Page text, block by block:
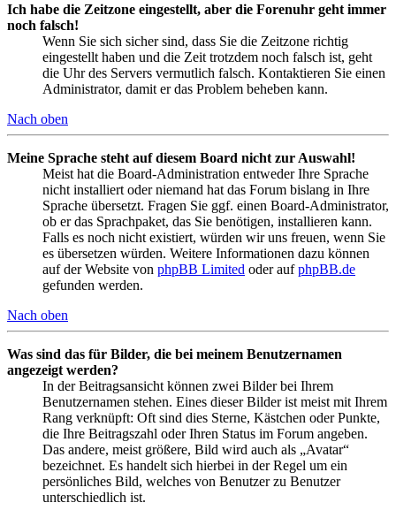
Ich habe die Zeitzone eingestellt, aber die Forenuhr geht immer
noch falsch!
Wenn Sie sich sicher sind, dass Sie die Zeitzone richtig
eingestellt haben und die Zeit trotzdem noch falsch ist, geht
die Uhr des Servers vermutlich falsch. Kontaktieren Sie einen
Administrator, damit er das Problem beheben kann.
Nach oben
Meine Sprache steht auf diesem Board nicht zur Auswahl!
Meist hat die Board-Administration entweder Ihre Sprache
nicht installiert oder niemand hat das Forum bislang in Ihre
Sprache übersetzt. Fragen Sie ggf. einen Board-Administrator,
ob er das Sprachpaket, das Sie benötigen, installieren kann.
Falls es noch nicht existiert, würden wir uns freuen, wenn Sie
es übersetzen würden. Weitere Informationen dazu können
auf der Website von phpBB Limited oder aufphpBB.de
gefunden werden.
Nach oben
Was sind das für Bilder, die bei meinem Benutzernamen
angezeigt werden?
In der Beitragsansicht können zwei Bilder bei Ihrem
Benutzernamen stehen. Eines dieser Bilder ist meist mit Ihrem
Rang verknüpft: Oft sind dies Sterne, Kästchen oder Punkte,
die Ihre Beitragszahl oder Ihren Status im Forum angeben.
Das andere, meist größere, Bild wird auch als „Avatar“
bezeichnet. Es handelt sich hierbei in der Regel um ein
persönliches Bild, welches von Benutzer zu Benutzer
unterschiedlich ist.